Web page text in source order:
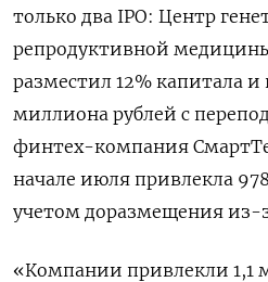
только два IPO: Центр
репродуктивной
разместил 12% капитала и
миллиона рублей с
финтех-компания
начале июля привлекла
учетом доразмещения из-
«Компании привлекли 1,1